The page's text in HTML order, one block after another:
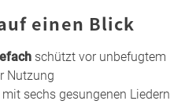
einen Blick
schützt vor unbefugtem
Nutzung
mit sechs gesungenen Liedern